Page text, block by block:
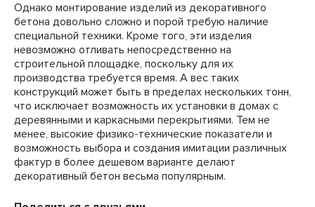
Однако монтирование изделий из декоративного
бетона довольно сложно и порой требую наличие
специальной техники. Кроме того, эти изделия
невозможно отливать непосредственно на
строительной площадке, поскольку для их
производства требуется время. А вес таких
конструкций может быть в пределах нескольких тонн,
что исключает возможность их установки в домах с
деревянными и каркасными перекрытиями. Тем не
менее, высокие физико-технические показатели и
возможность выбора и создания имитации различных
фактур в более дешевом варианте делают
декоративный бетон весьма популярным.